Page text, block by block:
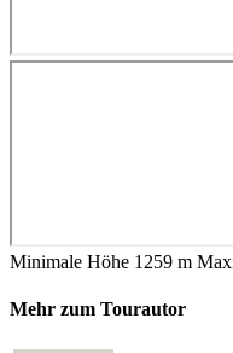
Minimale Höhe 1259 m
Mehr zum Tourautor